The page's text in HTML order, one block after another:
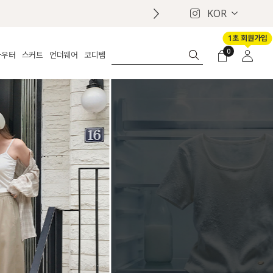
KOR
터
켓
집업
트
딩
스커트
롱
데님
린넨
미니/미디
팬츠 스커트
언더웨어
보정웨어
브라
팬티
인견
나시/속바지
파자마
ETC
세트
코디템
MADE
신상
벨트
슈즈
백
쥬얼리
액세서리
양말/스타킹
세트
0
1초 회원가입